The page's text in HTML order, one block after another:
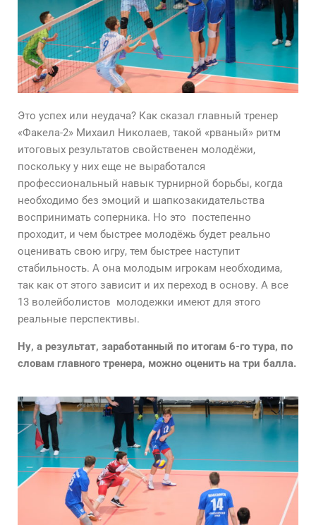
Это успех или неудача? Как сказал главный тренер
«Факела-2» Михаил Николаев, такой «рваный» ритм
итоговых результатов свойственен молодёжи,
поскольку у них еще не выработался
профессиональный навык турнирной борьбы, когда
необходимо без эмоций и шапкозакидательства
воспринимать соперника. Но это постепенно
проходит, и чем быстрее молодёжь будет реально
оценивать свою игру, тем быстрее наступит
стабильность. А она молодым игрокам необходима,
так как от этого зависит и их переход в основу. А все
13 волейболистов молодежки имеют для этого
реальные перспективы.
Ну, а результат, заработанный по итогам 6-го тура, по
словам главного тренера, можно оценить на три балла.